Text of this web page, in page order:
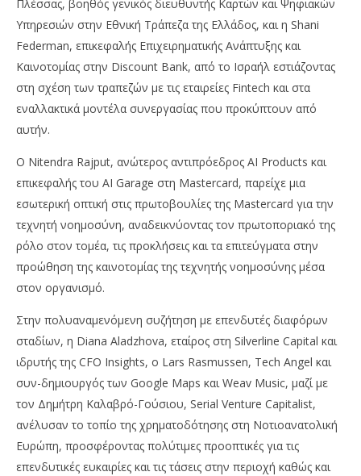
Πλέσσας, βοηθός γενικός διευθυντής Καρτών και Ψηφιακών
Υπηρεσιών στην Εθνική Τράπεζα της Ελλάδος, και η Shani
Federman, επικεφαλής Επιχειρηματικής Ανάπτυξης και
Καινοτομίας στην Discount Bank, από το Ισραήλ εστιάζοντας
στη σχέση των τραπεζών με τις εταιρείες Fintech και στα
εναλλακτικά μοντέλα συνεργασίας που προκύπτουν από
αυτήν.
Ο Nitendra Rajput, ανώτερος αντιπρόεδρος AI Products και
επικεφαλής του AI Garage στη Mastercard, παρείχε μια
εσωτερική οπτική στις πρωτοβουλίες της Mastercard για την
τεχνητή νοημοσύνη, αναδεικνύοντας τον πρωτοποριακό της
ρόλο στον τομέα, τις προκλήσεις και τα επιτεύγματα στην
προώθηση της καινοτομίας της τεχνητής νοημοσύνης μέσα
στον οργανισμό.
Στην πολυαναμενόμενη συζήτηση με επενδυτές διαφόρων
σταδίων, η Diana Aladzhova, εταίρος στη Silverline Capital και
ιδρυτής της CFO Insights, ο Lars Rasmussen, Tech Angel και
συν-δημιουργός των Google Maps και Weav Music, μαζί με
τον Δημήτρη Καλαβρό-Γούσιου, Serial Venture Capitalist,
ανέλυσαν το τοπίο της χρηματοδότησης στη Νοτιοανατολική
Ευρώπη, προσφέροντας πολύτιμες προοπτικές για τις
επενδυτικές ευκαιρίες και τις τάσεις στην περιοχή καθώς και